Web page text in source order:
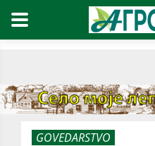
GOVEDARSTVO